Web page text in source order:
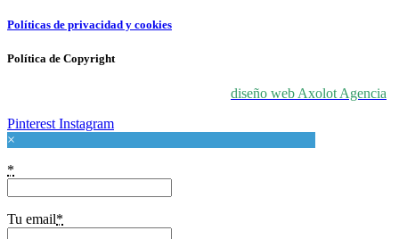
Políticas de privacidad y cookies
Política de Copyright
diseño web Axolot Agencia
Pinterest Instagram
×
*
Tu email*